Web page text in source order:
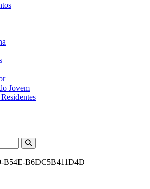
Jovem
B54E-B6DC5B411D4D